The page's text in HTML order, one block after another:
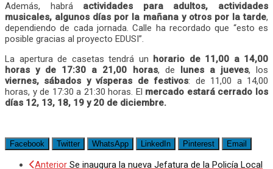
Además, habráactividades para adultos, actividades
musicales, algunos días por la mañana y otros por la tarde,
dependiendo de cada jornada. Calle ha recordado que “esto es
posible gracias al proyecto EDUSI”.
La apertura de casetas tendrá un horario de 11,00 a 14,00
horas y de 17:30 a 21,00 horas, de lunes a jueves, los
viernes, sábados y vísperas de festivos: de 11,00 a 14,00
horas, y de 17:30 a 21:30 horas. El mercado estará cerrado los
días 12, 13, 18, 19 y 20 de diciembre.
Facebook Twitter WhatsApp LinkedIn Pinterest Email
Anterior Se inaugura la nueva Jefatura de la Policía Local